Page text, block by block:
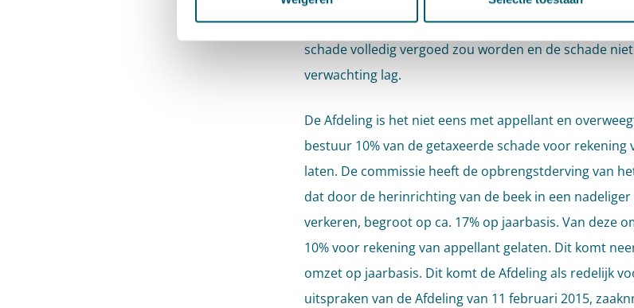
worden toegepast. Om reden dat het waterschap had
schade volledig vergoed zou worden en de schade
verwachting lag.
De Afdeling is het niet eens met appellant en
bestuur 10% van de getaxeerde schade voor
laten. De commissie heeft de opbrengstderving van
dat door de herinrichting van de beek in een
verkeren, begroot op ca. 17% op jaarbasis. Van deze
10% voor rekening van appellant gelaten. Dit komt
omzet op jaarbasis. Dit komt de Afdeling als redelijk
uitspraken van de Afdeling van 11 februari 2015,